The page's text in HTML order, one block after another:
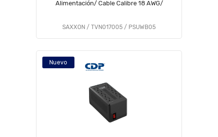
Alimentación/ Cable Calibre 18 AWG/
SAXXON / TVN017005 / PSUWB05
Nuevo